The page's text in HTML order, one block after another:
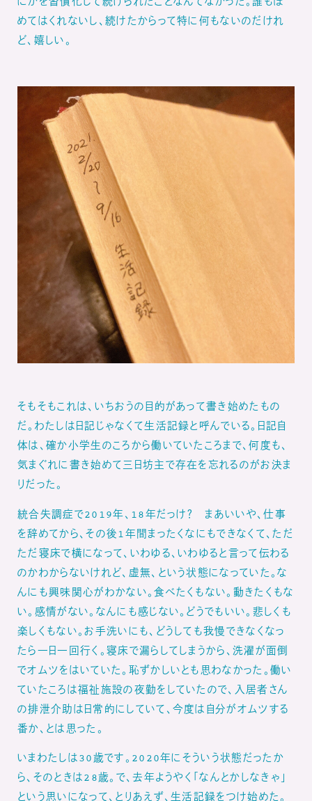
めてはくれないし、続けたからって特に何もないのだけれ
ど、嬉しい。
そもそもこれは、いちおうの目的があって書き始めたもの
だ。わたしは日記じゃなくて生活記録と呼んでいる。日記自
体は、確か小学生のころから働いていたころまで、何度も、
気まぐれに書き始めて三日坊主で存在を忘れるのがお決ま
りだった。
統合失調症で2019年、18年だっけ？ まあいいや、仕事
を辞めてから、その後1年間まったくなにもできなくて、ただ
ただ寝床で横になって、いわゆる、いわゆると言って伝わる
のかわからないけれど、虚無、という状態になっていた。な
んにも興味関心がわかない。食べたくもない。動きたくもな
い。感情がない。なんにも感じない。どうでもいい。悲しくも
楽しくもない。お手洗いにも、どうしても我慢できなくなっ
たら一日一回行く。寝床で漏らしてしまうから、洗濯が面倒
でオムツをはいていた。恥ずかしいとも思わなかった。働い
ていたころは福祉施設の夜勤をしていたので、入居者さん
の排泄介助は日常的にしていて、今度は自分がオムツする
番か、とは思った。
いまわたしは30歳です。2020年にそういう状態だったか
ら、そのときは28歳。で、去年ようやく「なんとかしなきゃ」
という思いになって、とりあえず、生活記録をつけ始めた。